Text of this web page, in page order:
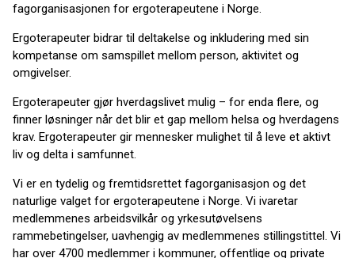
fagorganisasjonen for ergoterapeutene i Norge.
Ergoterapeuter bidrar til deltakelse og inkludering med sin
kompetanse om samspillet mellom person, aktivitet og
omgivelser.
Ergoterapeuter gjør hverdagslivet mulig – for enda flere, og
finner løsninger når det blir et gap mellom helsa og hverdagens
krav. Ergoterapeuter gir mennesker mulighet til å leve et aktivt
liv og delta i samfunnet.
Vi er en tydelig og fremtidsrettet fag­organisasjo­n og det
naturlige valget for ergo­terapeutene i Norge. Vi ivaretar
medlemmenes arbeidsvilkår og yrkesutøvelsens
rammebetingelser, uavhengig av medlemmenes stillingstittel. Vi
har over 4700 medlemmer i kommuner, offentlige og private